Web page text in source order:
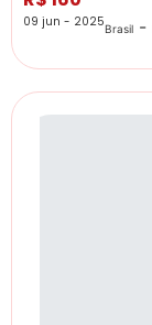
09 jun - 2025Brasil -